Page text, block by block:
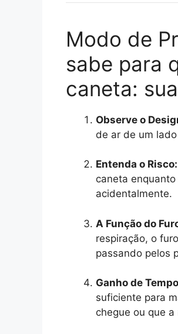
Modo de
sabe para
caneta:
Observe o
de ar de um
Entenda o Risco:
caneta
acidentalmente.
A Função do
respiração, o
passando pelos
Ganho de
suficiente para
chegue ou que